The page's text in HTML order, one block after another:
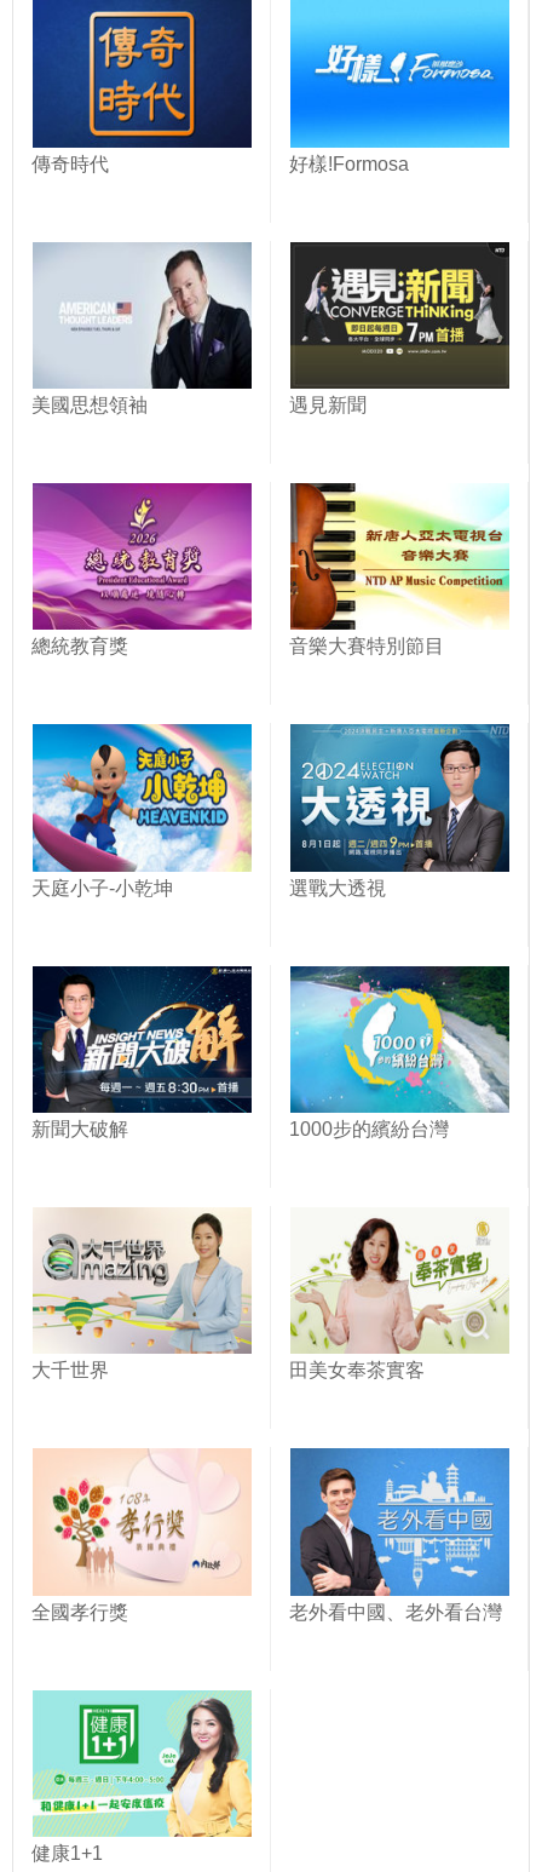
傳奇時代 好樣!Formosa
美國思想領袖 遇見新聞
總統教育獎 音樂大賽特別節目
天庭小子-小乾坤 選戰大透視
新聞大破解 1000步的繽紛台灣
大千世界 田美女奉茶實客
全國孝行獎 老外看中國、老外看台灣
健康1+1